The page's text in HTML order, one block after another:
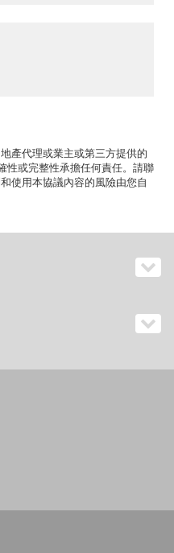
產代理或業主或第三方提供的
性或完整性承擔任何責任。請聯
使用本協議內容的風險由您自